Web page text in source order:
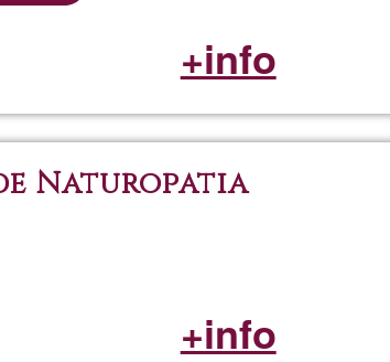
+info
Naturopatia
+info